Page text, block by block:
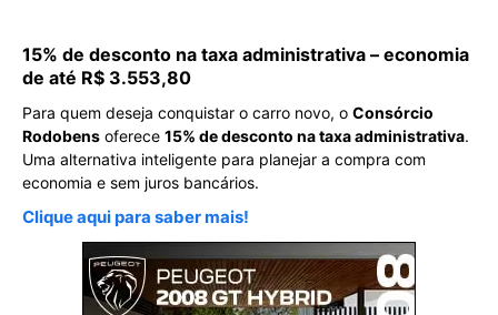
15% de desconto na taxa administrativa – economia
de até R$ 3.553,80
Para quem deseja conquistar o carro novo, o Consórcio
Rodobens oferece 15% de desconto na taxa administrativa.
Uma alternativa inteligente para planejar a compra com
economia e sem juros bancários.
Clique aqui para saber mais!